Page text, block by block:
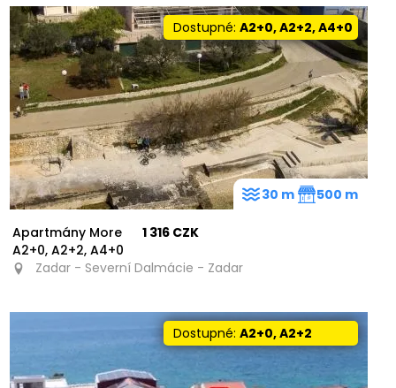
−
ZADAR
Dostupné: A2+0, A2+2, A4+0
Apartmány More
A2+0, A2+2, A4+0
1 316 CZK
Zadar - Severní Dalmácie - Zadar
30 m 500 m
Dostupné: A2+0, A2+2